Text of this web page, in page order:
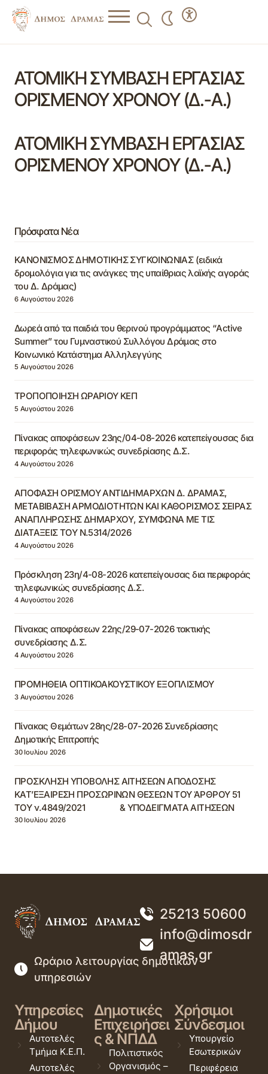
ΑΤΟΜΙΚΗ ΣΥΜΒΑΣΗ ΕΡΓΑΣΙΑΣ
ΟΡΙΣΜΕΝΟΥ ΧΡΟΝΟΥ (Δ.-Α.)
ΑΤΟΜΙΚΗ ΣΥΜΒΑΣΗ ΕΡΓΑΣΙΑΣ
ΟΡΙΣΜΕΝΟΥ ΧΡΟΝΟΥ (Δ.-Α.)
Πρόσφατα Νέα
ΚΑΝΟΝΙΣΜΟΣ ΔΗΜΟΤΙΚΗΣ ΣΥΓΚΟΙΝΩΝΙΑΣ (ειδικά
δρομολόγια για τις ανάγκες της υπαίθριας λαϊκής αγοράς
του Δ. Δράμας)
6 Αυγούστου 2026
Δωρεά από τα παιδιά του θερινού προγράμματος “Active
Summer” του Γυμναστικού Συλλόγου Δράμας στο
Κοινωνικό Κατάστημα Αλληλεγγύης
5 Αυγούστου 2026
ΤΡΟΠΟΠΟΙΗΣΗ ΩΡΑΡΙΟΥ ΚΕΠ
5 Αυγούστου 2026
Πίνακας αποφάσεων 23ης/04-08-2026 κατεπείγουσας δια
περιφοράς τηλεφωνικώς συνεδρίασης Δ.Σ.
4 Αυγούστου 2026
ΑΠΟΦΑΣΗ ΟΡΙΣΜΟΥ ΑΝΤΙΔΗΜΑΡΧΩΝ Δ. ΔΡΑΜΑΣ,
ΜΕΤΑΒΙΒΑΣΗ ΑΡΜΟΔΙΟΤΗΤΩΝ ΚΑΙ ΚΑΘΟΡΙΣΜΟΣ ΣΕΙΡΑΣ
ΑΝΑΠΛΗΡΩΣΗΣ ΔΗΜΑΡΧΟΥ, ΣΥΜΦΩΝΑ ΜΕ ΤΙΣ
ΔΙΑΤΑΞΕΙΣ ΤΟΥ Ν.5314/2026
4 Αυγούστου 2026
Πρόσκληση 23η/4-08-2026 κατεπείγουσας δια περιφοράς
τηλεφωνικώς συνεδρίασης Δ.Σ.
4 Αυγούστου 2026
Πίνακας αποφάσεων 22ης/29-07-2026 τακτικής
συνεδρίασης Δ.Σ.
4 Αυγούστου 2026
ΠΡΟΜΗΘΕΙΑ ΟΠΤΙΚΟΑΚΟΥΣΤΙΚΟΥ ΕΞΟΠΛΙΣΜΟΥ
3 Αυγούστου 2026
Πίνακας Θεμάτων 28ης/28-07-2026 Συνεδρίασης
Δημοτικής Επιτροπής
30 Ιουλίου 2026
ΠΡΟΣΚΛΗΣΗ ΥΠΟΒΟΛΗΣ ΑΙΤΗΣΕΩΝ ΑΠΟΔΟΣΗΣ
ΚΑΤ’ΕΞΑΙΡΕΣΗ ΠΡΟΣΩΡΙΝΩΝ ΘΕΣΕΩΝ ΤΟΥ ΆΡΘΡΟΥ 51
ΤΟΥ ν.4849/2021 & ΥΠΟΔΕΙΓΜΑΤΑ ΑΙΤΗΣΕΩΝ
30 Ιουλίου 2026
25213 50600
info@dimosdr
amas.gr
Ωράριο λειτουργίας δημοτικών
υπηρεσιών
Υπηρεσίες
Δήμου
Αυτοτελές
Τμήμα Κ.Ε.Π.
Αυτοτελές
Δημοτικές
Επιχειρήσει
ς & ΝΠΔΔ
Πολιτιστικός
Οργανισμός –
Χρήσιμοι
Σύνδεσμοι
Υπουργείο
Εσωτερικών
Περιφέρεια